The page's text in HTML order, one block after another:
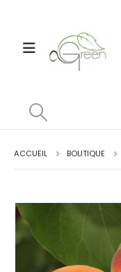
ACCUEIL BOUTIQUE